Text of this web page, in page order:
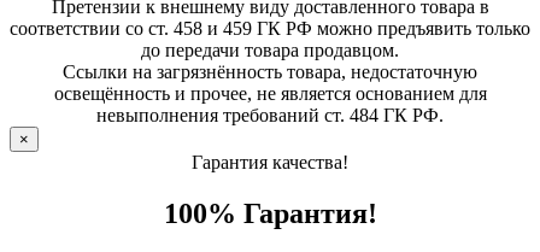
Претензии к внешнему виду доставленного товара в
соответствии со ст. 458 и 459 ГК РФ можно предъявить только
до передачи товара продавцом.
Ссылки на загрязнённость товара, недостаточную
освещённость и прочее, не является основанием для
невыполнения требований ст. 484 ГК РФ.
×
Гарантия качества!
100% Гарантия!